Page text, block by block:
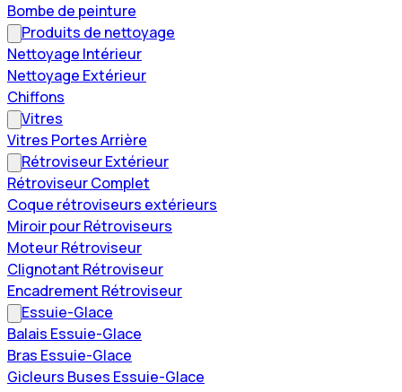
Bombe de peinture
Produits de nettoyage
Nettoyage Intérieur
Nettoyage Extérieur
Chiffons
Vitres
Vitres Portes Arrière
Rétroviseur Extérieur
Rétroviseur Complet
Coque rétroviseurs extérieurs
Miroir pour Rétroviseurs
Moteur Rétroviseur
Clignotant Rétroviseur
Encadrement Rétroviseur
Essuie-Glace
Balais Essuie-Glace
Bras Essuie-Glace
Gicleurs Buses Essuie-Glace